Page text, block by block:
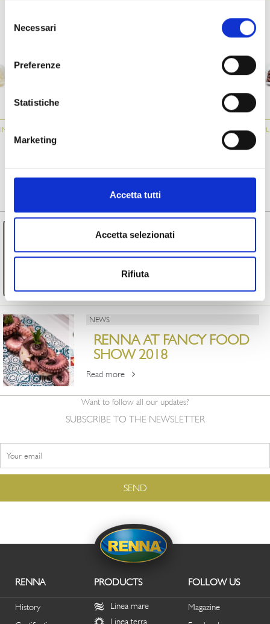
delNecessari
Preferenze
Statistiche
Marketing
Accetta tutti
Accetta selezionati
Rifiuta
OTHER PRODUCTS OF LINEA TERRA
ATM034
AUBERGINES
034
GRILLED
AUBERGINES
FROM MAGAZINE
CHAMPION 2023
Read more
NEWS
RENNA AT FANCY FOOD
SHOW 2018
Read more
Want to follow all our updates?
SUBSCRIBE TO THE NEWSLETTER
RENNA
History
PRODUCTS
Linea mare
Linea terra
FOLLOW US
Magazine